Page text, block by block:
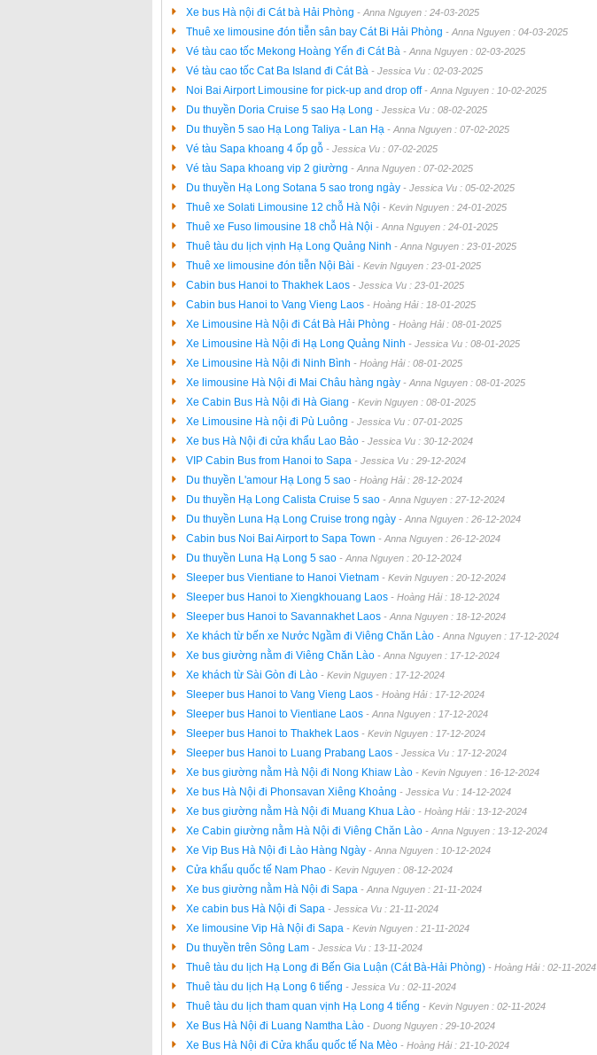
Xe bus Hà nội đi Cát bà Hải Phòng - Anna Nguyen : 24-03-2025
Thuê xe limousine đón tiễn sân bay Cát Bi Hải Phòng - Anna Nguyen : 04-03-2025
Vé tàu cao tốc Mekong Hoàng Yến đi Cát Bà - Anna Nguyen : 02-03-2025
Vé tàu cao tốc Cat Ba Island đi Cát Bà - Jessica Vu : 02-03-2025
Noi Bai Airport Limousine for pick-up and drop off- Anna Nguyen : 10-02-2025
Du thuyền Doria Cruise 5 sao Hạ Long - Jessica Vu : 08-02-2025
Du thuyền 5 sao Hạ Long Taliya - Lan Hạ - Anna Nguyen : 07-02-2025
Vé tàu Sapa khoang 4 ốp gỗ - Jessica Vu : 07-02-2025
Vé tàu Sapa khoang vip 2 giường - Anna Nguyen : 07-02-2025
Du thuyền Hạ Long Sotana 5 sao trong ngày - Jessica Vu : 05-02-2025
Thuê xe Solati Limousine 12 chỗ Hà Nội - Kevin Nguyen : 24-01-2025
Thuê xe Fuso limousine 18 chỗ Hà Nội - Anna Nguyen : 24-01-2025
Thuê tàu du lịch vịnh Hạ Long Quảng Ninh - Anna Nguyen : 23-01-2025
Thuê xe limousine đón tiễn Nội Bài - Kevin Nguyen : 23-01-2025
Cabin bus Hanoi to Thakhek Laos - Jessica Vu : 23-01-2025
Cabin bus Hanoi to Vang Vieng Laos - Hoàng Hải : 18-01-2025
Xe Limousine Hà Nội đi Cát Bà Hải Phòng - Hoàng Hải : 08-01-2025
Xe Limousine Hà Nội đi Hạ Long Quảng Ninh - Jessica Vu : 08-01-2025
Xe Limousine Hà Nội đi Ninh Bình - Hoàng Hải : 08-01-2025
Xe limousine Hà Nội đi Mai Châu hàng ngày - Anna Nguyen : 08-01-2025
Xe Cabin Bus Hà Nội đi Hà Giang - Kevin Nguyen : 08-01-2025
Xe Limousine Hà nội đi Pù Luông - Jessica Vu : 07-01-2025
Xe bus Hà Nội đi cửa khẩu Lao Bảo - Jessica Vu : 30-12-2024
VIP Cabin Bus from Hanoi to Sapa - Jessica Vu : 29-12-2024
Du thuyền L'amour Hạ Long 5 sao - Hoàng Hải : 28-12-2024
Du thuyền Hạ Long Calista Cruise 5 sao - Anna Nguyen : 27-12-2024
Du thuyền Luna Hạ Long Cruise trong ngày - Anna Nguyen : 26-12-2024
Cabin bus Noi Bai Airport to Sapa Town - Anna Nguyen : 26-12-2024
Du thuyền Luna Hạ Long 5 sao - Anna Nguyen : 20-12-2024
Sleeper bus Vientiane to Hanoi Vietnam - Kevin Nguyen : 20-12-2024
Sleeper bus Hanoi to Xiengkhouang Laos - Hoàng Hải : 18-12-2024
Sleeper bus Hanoi to Savannakhet Laos - Anna Nguyen : 18-12-2024
Xe khách từ bến xe Nước Ngầm đi Viêng Chăn Lào - Anna Nguyen : 17-12-2024
Xe bus giường nằm đi Viêng Chăn Lào - Anna Nguyen : 17-12-2024
Xe khách từ Sài Gòn đi Lào - Kevin Nguyen : 17-12-2024
Sleeper bus Hanoi to Vang Vieng Laos - Hoàng Hải : 17-12-2024
Sleeper bus Hanoi to Vientiane Laos - Anna Nguyen : 17-12-2024
Sleeper bus Hanoi to Thakhek Laos - Kevin Nguyen : 17-12-2024
Sleeper bus Hanoi to Luang Prabang Laos - Jessica Vu : 17-12-2024
Xe bus giường nằm Hà Nội đi Nong Khiaw Lào - Kevin Nguyen : 16-12-2024
Xe bus Hà Nội đi Phonsavan Xiêng Khoảng - Jessica Vu : 14-12-2024
Xe bus giường nằm Hà Nội đi Muang Khua Lào - Hoàng Hải : 13-12-2024
Xe Cabin giường nằm Hà Nội đi Viêng Chăn Lào - Anna Nguyen : 13-12-2024
Xe Vip Bus Hà Nội đi Lào Hàng Ngày - Anna Nguyen : 10-12-2024
Cửa khẩu quốc tế Nam Phao - Kevin Nguyen : 08-12-2024
Xe bus giường nằm Hà Nội đi Sapa - Anna Nguyen : 21-11-2024
Xe cabin bus Hà Nội đi Sapa - Jessica Vu : 21-11-2024
Xe limousine Vip Hà Nội đi Sapa - Kevin Nguyen : 21-11-2024
Du thuyền trên Sông Lam - Jessica Vu : 13-11-2024
Thuê tàu du lịch Hạ Long đi Bến Gia Luận (Cát Bà-Hải Phòng) - Hoàng Hải : 02-11-2024
Thuê tàu du lịch Hạ Long 6 tiếng - Jessica Vu : 02-11-2024
Thuê tàu du lịch tham quan vịnh Hạ Long 4 tiếng - Kevin Nguyen : 02-11-2024
Xe Bus Hà Nội đi Luang Namtha Lào - Duong Nguyen : 29-10-2024
Xe Bus Hà Nội đi Cửa khẩu quốc tế Na Mèo - Hoàng Hải : 21-10-2024